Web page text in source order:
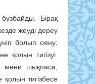
Бірақ
жеуді дереу
болып ояну;
қолын тигізуі.
мәни шықпаса,
тигізбесе